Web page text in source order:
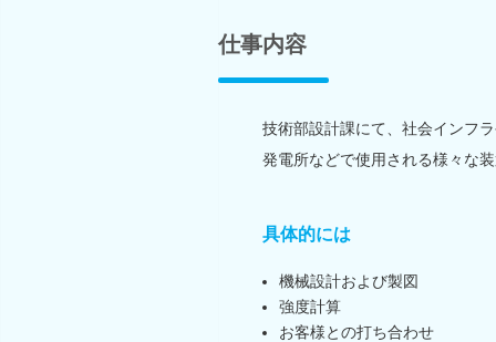
仕事内容
技術部設計課にて、社会インフ
発電所などで使用される様々な
具体的には
機械設計および製図
強度計算
お客様との打ち合わせ